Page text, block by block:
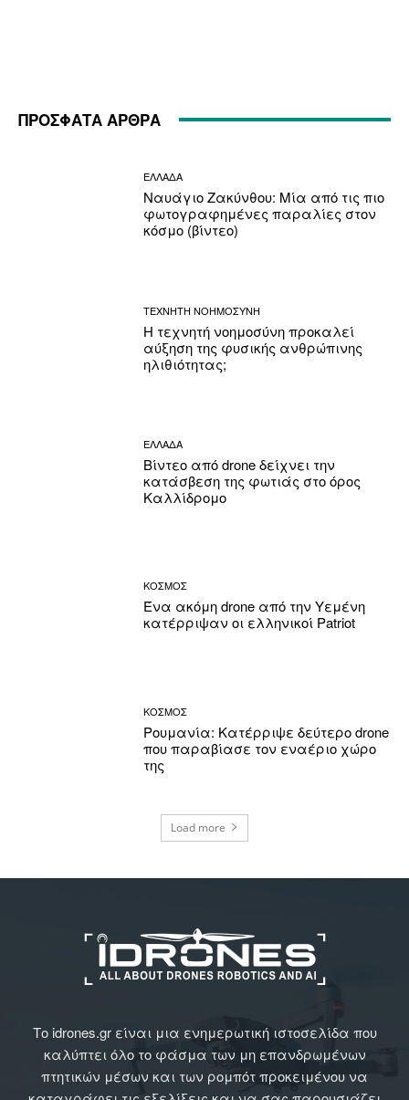
ΠΡΟΣΦΑΤΑ ΑΡΘΡΑ
ΕΛΛΑΔΑ
Ναυάγιο Ζακύνθου: Μία από τις πιο
φωτογραφημένες παραλίες στον
κόσμο (βίντεο)
ΤΕΧΝΗΤΗ ΝΟΗΜΟΣΥΝΗ
Η τεχνητή νοημοσύνη προκαλεί
αύξηση της φυσικής ανθρώπινης
ηλιθιότητας;
ΕΛΛΑΔΑ
Βίντεο από drone δείχνει την
κατάσβεση της φωτιάς στο όρος
Καλλίδρομο
ΚΟΣΜΟΣ
Ένα ακόμη drone από την Υεμένη
κατέρριψαν οι ελληνικοί Patriot
ΚΟΣΜΟΣ
Ρουμανία: Κατέρριψε δεύτερο drone
που παραβίασε τον εναέριο χώρο
της
Load more
Το idrones.gr είναι μια ενημερωτική ιστοσελίδα που
καλύπτει όλο το φάσμα των μη επανδρωμένων
πτητικών μέσων και των ρομπότ προκειμένου να